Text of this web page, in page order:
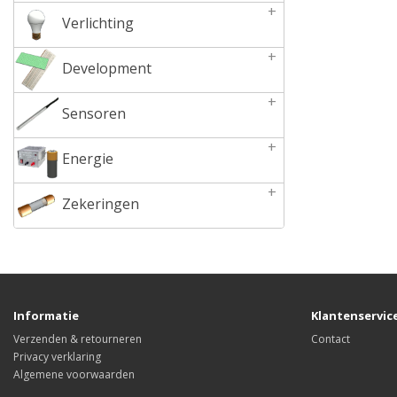
Verlichting
+
Development
+
Sensoren
+
Energie
+
Zekeringen
+
Informatie
Verzenden & retourneren
Privacy verklaring
Algemene voorwaarden
Contact